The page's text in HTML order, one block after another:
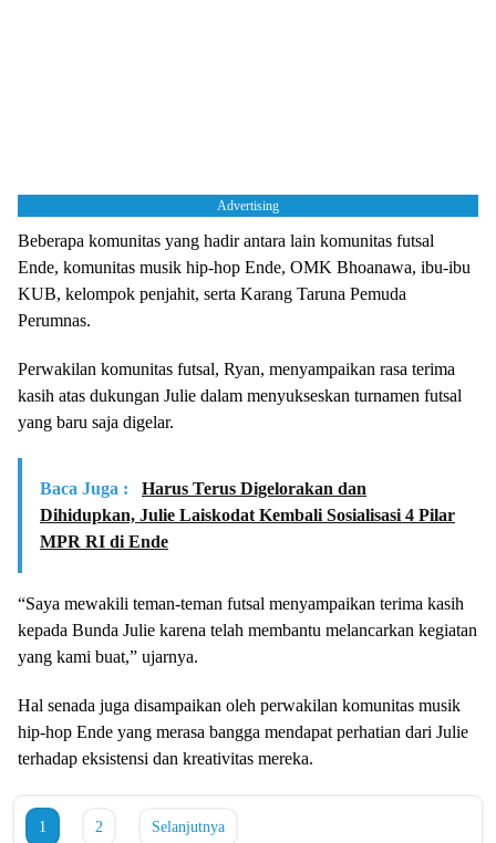
Advertising
Beberapa komunitas yang hadir antara lain komunitas futsal
Ende, komunitas musik hip-hop Ende, OMK Bhoanawa, ibu-ibu
KUB, kelompok penjahit, serta Karang Taruna Pemuda
Perumnas.
Perwakilan komunitas futsal, Ryan, menyampaikan rasa terima
kasih atas dukungan Julie dalam menyukseskan turnamen futsal
yang baru saja digelar.
Baca Juga :
Harus Terus Digelorakan dan
Dihidupkan, Julie Laiskodat Kembali Sosialisasi 4 Pilar
MPR RI di Ende
“Saya mewakili teman-teman futsal menyampaikan terima kasih
kepada Bunda Julie karena telah membantu melancarkan kegiatan
yang kami buat,” ujarnya.
Hal senada juga disampaikan oleh perwakilan komunitas musik
hip-hop Ende yang merasa bangga mendapat perhatian dari Julie
terhadap eksistensi dan kreativitas mereka.
1 2 Selanjutnya